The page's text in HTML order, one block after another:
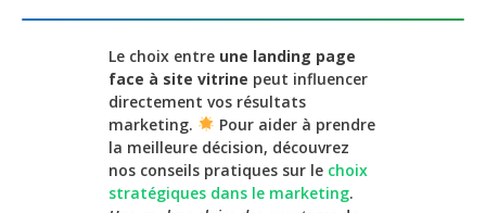
Le choix entre une landing page
face à site vitrine peut influencer
directement vos résultats
marketing.
Pour aider à prendre
la meilleure décision, découvrez
nos conseils pratiques sur le choix
stratégiques dans le marketing.